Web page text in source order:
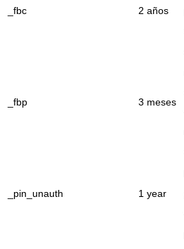
_fbc 2 años
_fbp 3 meses
_pin_unauth 1 year